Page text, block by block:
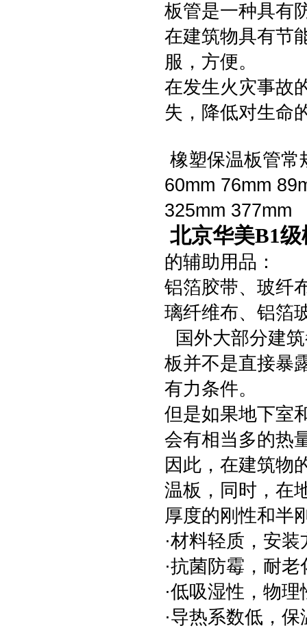
板管是一种具有
在建筑物具有节
服，方便。
在发生火灾事故
失，降低对生命
橡塑保温板管常
60mm 76mm
325mm 377mm
北京华美B1
的辅助用品：
铝箔胶带、玻纤
璃纤维布、铝箔
国外大部分建
板并不是直接暴
有力条件。
但是如果地下室
会有相当多的热
因此，在建筑物
温板，同时，在
厚度的刚性和半
·材料轻质，安装
·抗菌防霉，耐
·低吸湿性，物
·导热系数低，